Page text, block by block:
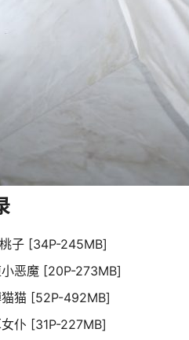
子 [34P-245MB]
恶魔 [20P-273MB]
猫 [52P-492MB]
仆 [31P-227MB]